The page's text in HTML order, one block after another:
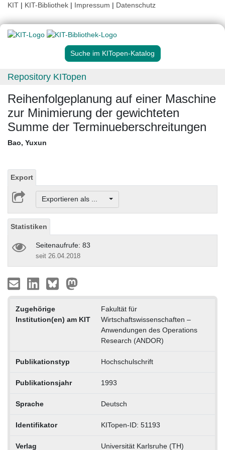
KIT | KIT-Bibliothek | Impressum | Datenschutz
Suche im KITopen-Katalog
Repository KITopen
Reihenfolgeplanung auf einer Maschine
zur Minimierung der gewichteten
Summe der Terminueberschreitungen
Bao, Yuxun
Export
Exportieren als ...
Statistiken
Seitenaufrufe: 83
seit 26.04.2018
Zugehörige
Institution(en) am KIT
Fakultät für
Wirtschaftswissenschaften –
Anwendungen des Operations
Research (ANDOR)
Publikationstyp Hochschulschrift
Publikationsjahr 1993
Sprache Deutsch
Identifikator KITopen-ID: 51193
Verlag Universität Karlsruhe (TH)